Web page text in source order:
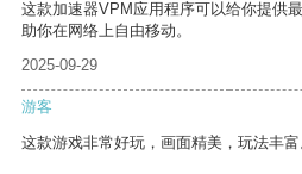
这款加速器VPM应用程序可以给你提供
助你在网络上自由移动。
2025-09-29
游客
这款游戏非常好玩，画面精美，玩法丰富